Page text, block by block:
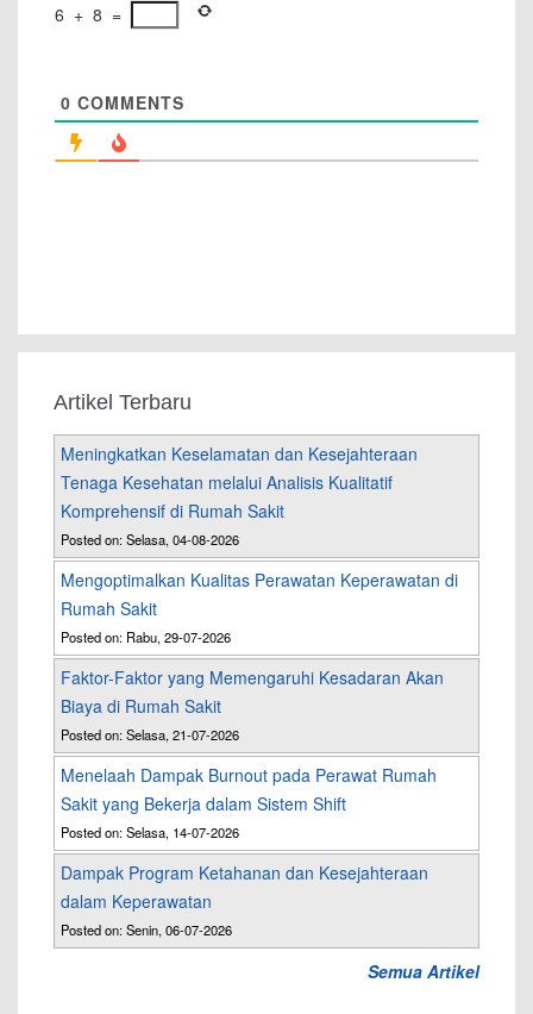
6 + 8 =
0 COMMENTS
Artikel Terbaru
Meningkatkan Keselamatan dan Kesejahteraan
Tenaga Kesehatan melalui Analisis Kualitatif
Komprehensif di Rumah Sakit
Posted on: Selasa, 04-08-2026
Mengoptimalkan Kualitas Perawatan Keperawatan di
Rumah Sakit
Posted on: Rabu, 29-07-2026
Faktor-Faktor yang Memengaruhi Kesadaran Akan
Biaya di Rumah Sakit
Posted on: Selasa, 21-07-2026
Menelaah Dampak Burnout pada Perawat Rumah
Sakit yang Bekerja dalam Sistem Shift
Posted on: Selasa, 14-07-2026
Dampak Program Ketahanan dan Kesejahteraan
dalam Keperawatan
Posted on: Senin, 06-07-2026
Semua Artikel